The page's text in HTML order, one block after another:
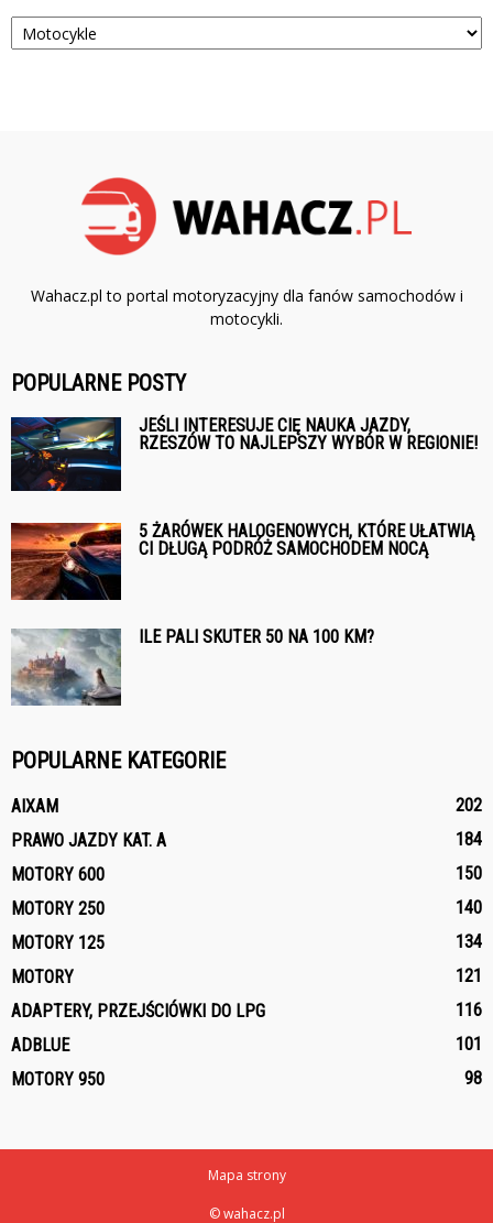
Kategorie
Wahacz.pl to portal motoryzacyjny dla fanów samochodów i
motocykli.
POPULARNE POSTY
JEŚLI INTERESUJE CIĘ NAUKA JAZDY,
RZESZÓW TO NAJLEPSZY WYBÓR W REGIONIE!
5 ŻARÓWEK HALOGENOWYCH, KTÓRE UŁATWIĄ
CI DŁUGĄ PODRÓŻ SAMOCHODEM NOCĄ
ILE PALI SKUTER 50 NA 100 KM?
POPULARNE KATEGORIE
AIXAM
202
PRAWO JAZDY KAT. A
184
MOTORY 600
150
MOTORY 250
140
MOTORY 125
134
MOTORY
121
ADAPTERY, PRZEJŚCIÓWKI DO LPG
116
ADBLUE
101
MOTORY 950
98
Mapa strony
© wahacz.pl